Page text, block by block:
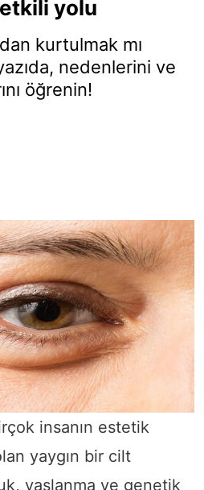
yolu
kurtulmak mı
nedenlerini ve
öğrenin!
insanın estetik
yaygın bir cilt
yaşlanma ve genetik